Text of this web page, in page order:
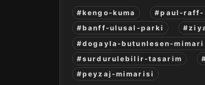
#kengo-kuma
#paul-raff-
#banff-ulusal-parki
#dogayla-butunlesen-mimari
#surdurulebilir-tasarim
#peyzaj-mimarisi